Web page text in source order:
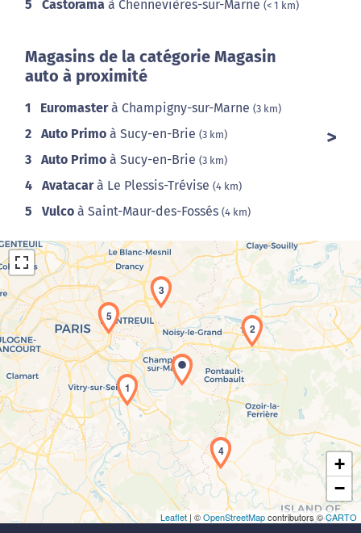
5 Castorama à Chennevières-sur-Marne (< 1 km)
Magasins de la catégorie Magasin
auto à proximité
1 Euromasterà Champigny-sur-Marne (3 km)
2 Auto Primo à Sucy-en-Brie (3 km)
3 Auto Primo à Sucy-en-Brie (3 km)
4 Avatacarà Le Plessis-Trévise (4 km)
5 Vulco à Saint-Maur-des-Fossés (4 km)
Chargement de la carte en cours...
1
2
3
4
5
+
−
Leaflet| ©OpenStreetMapcontributors ©CARTO